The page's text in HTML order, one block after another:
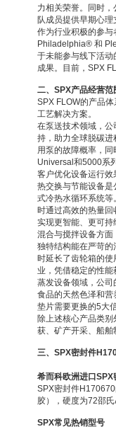
力相关荣誉。同时
队成员提供早期心
作为行业积极的参与
Philadelphia® 和
于未能参与线下活
成果。目前， SPX
二、 SPX产品经营范
SPX FLOW的产品体
工艺解决方案。
在泵送技术领域，
持，助力全球脱碳
用泵的故障概率，
Universal 和5000系
客户优化设备运行效
热交换与节能设备
式冷热水循环系统
时通过高效的热量
实现更智能、更可
混合与搅拌设备方面
独特结构能在严苛
时延长了齿轮箱的
业，凭借稳定的性能
蒸发设备领域，公司
食品的天然色泽和
垫片需要更换的5大
除上述核心产品类别
获、矿产开采、船
三、 SPX密封件
希而科欧洲进口SPX
SPX密封件H170670
胶），硬度为72邵氏
SPX常见热销型号